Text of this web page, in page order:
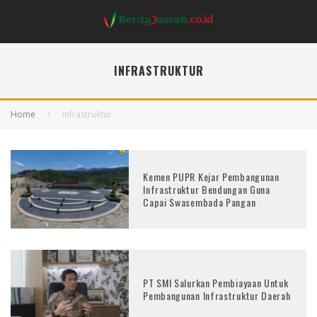
INFRASTRUKTUR
Home infrastruktur
Kemen PUPR Kejar Pembangunan
Infrastruktur Bendungan Guna
Capai Swasembada Pangan
PT SMI Salurkan Pembiayaan Untuk
Pembangunan Infrastruktur Daerah